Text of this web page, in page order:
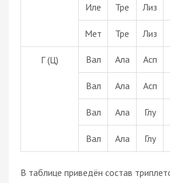
Иле Тре Лиз
Мет Тре Лиз
Г (Ц) Вал Ала Асп
Вал Ала Асп
Вал Ала Глу
Вал Ала Глу
В таблице приведён состав